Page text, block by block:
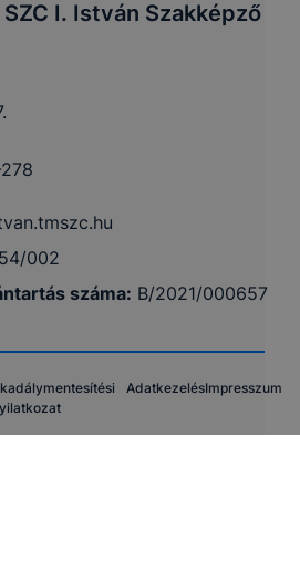
I. István Szakképző
002
száma: B/2021/000657
AdatkezelésImpresszum